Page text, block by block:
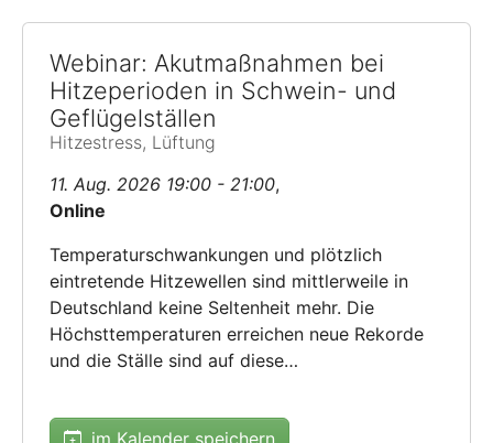
Webinar: Akutmaßnahmen bei
Hitzeperioden in Schwein- und
Geflügelställen
Hitzestress, Lüftung
11. Aug. 2026 19:00 - 21:00,
Online
Temperaturschwankungen und plötzlich
eintretende Hitzewellen sind mittlerweile in
Deutschland keine Seltenheit mehr. Die
Höchsttemperaturen erreichen neue Rekorde
und die Ställe sind auf diese…